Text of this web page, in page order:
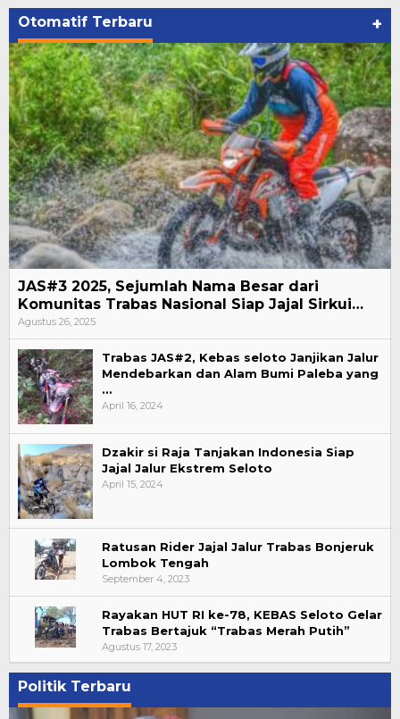
Otomatif Terbaru +
JAS#3 2025, Sejumlah Nama Besar dari
Komunitas Trabas Nasional Siap Jajal Sirkui…
Agustus 26, 2025
Trabas JAS#2, Kebas seloto Janjikan Jalur
Mendebarkan dan Alam Bumi Paleba yang
…
April 16, 2024
Dzakir si Raja Tanjakan Indonesia Siap
Jajal Jalur Ekstrem Seloto
April 15, 2024
Ratusan Rider Jajal Jalur Trabas Bonjeruk
Lombok Tengah
September 4, 2023
Rayakan HUT RI ke-78, KEBAS Seloto Gelar
Trabas Bertajuk “Trabas Merah Putih”
Agustus 17, 2023
Politik Terbaru